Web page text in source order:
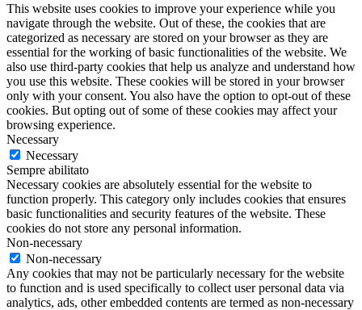
This website uses cookies to improve your experience while you
navigate through the website. Out of these, the cookies that are
categorized as necessary are stored on your browser as they are
essential for the working of basic functionalities of the website. We
also use third-party cookies that help us analyze and understand how
you use this website. These cookies will be stored in your browser
only with your consent. You also have the option to opt-out of these
cookies. But opting out of some of these cookies may affect your
browsing experience.
Necessary
Necessary
Sempre abilitato
Necessary cookies are absolutely essential for the website to
function properly. This category only includes cookies that ensures
basic functionalities and security features of the website. These
cookies do not store any personal information.
Non-necessary
Non-necessary
Any cookies that may not be particularly necessary for the website
to function and is used specifically to collect user personal data via
analytics, ads, other embedded contents are termed as non-necessary